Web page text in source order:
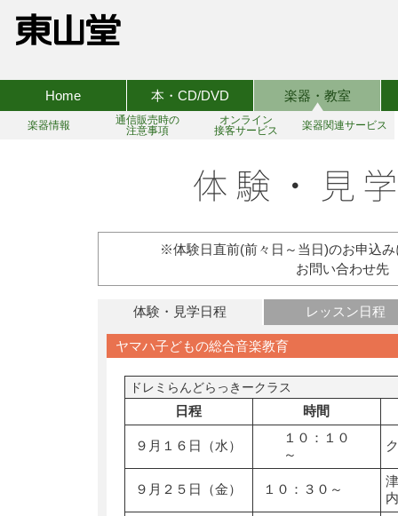
Home 本・CD/DVD 楽器・教室
楽器情報
通信販売時の
注意事項
オンライン
接客サービス
楽器関連サービス
※体験日直前(前々日～当日)のお申込
お問い合わせ先
体験・見学日程 レッスン日程
ヤマハ子どもの総合音楽教育
ドレミらんどらっきークラス
日程 時間
９月１６日（水）
１０：１０
～
９月２５日（金） １０：３０～